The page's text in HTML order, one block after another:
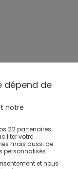
dépend de
notre
22partenaires
votre
mais aussi de
personnalisés.
et nous